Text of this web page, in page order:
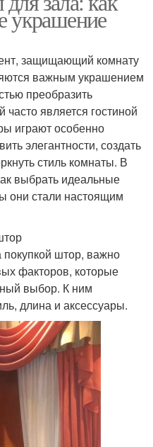
украшение
защищающий комнату
важным украшением
преобразить
является гостиной
играют особенно
элегантности, создать
стиль комнаты. В
выбрать идеальные
они стали настоящим
покупкой штор, важно
факторов, которые
выбор. К ним
длина и аксессуары.